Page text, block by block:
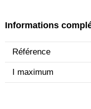
Informations
Référence
I maximum